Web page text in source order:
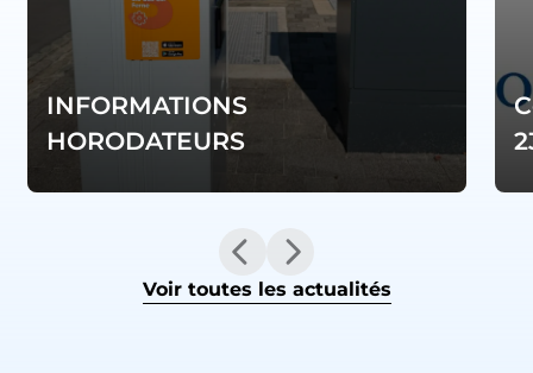
INFORMATIONS
HORODATEURS
Voir toutes les actualités